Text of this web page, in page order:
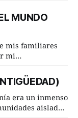
MUNDO
mis familiares
mi
(uno puesto en
el brazo de un
era un inmenso
aisladas.